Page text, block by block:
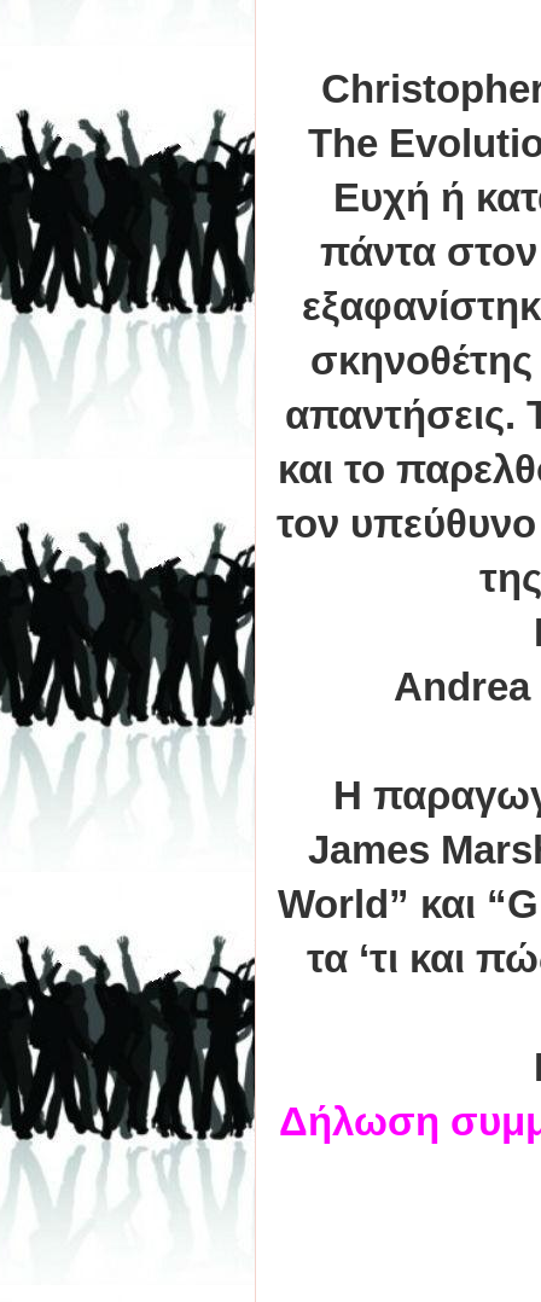
The
Ευχή ή
πάντα
απαντήσεις.
και το
τον
Andrea
Η
James
World” και
τα ‘τι και
Δήλωση